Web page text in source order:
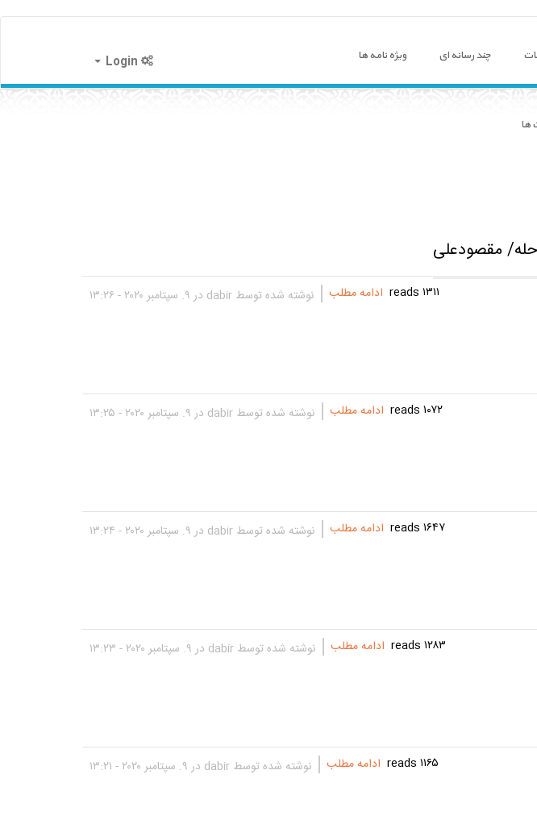
چند رسانه ای ویژه نامه ها Login
ها
مقصودعلی
نوشته شده توسط dabir در ۹. سپتامبر ۲۰۲۰ - ۱۳:۲۶ ادامه مطلب ۱۳۱۱ reads
نوشته شده توسط dabir در ۹. سپتامبر ۲۰۲۰ - ۱۳:۲۵ ادامه مطلب ۱۰۷۲ reads
نوشته شده توسط dabir در ۹. سپتامبر ۲۰۲۰ - ۱۳:۲۴ ادامه مطلب ۱۶۴۷ reads
نوشته شده توسط dabir در ۹. سپتامبر ۲۰۲۰ - ۱۳:۲۳ ادامه مطلب ۱۲۸۳ reads
نوشته شده توسط dabir در ۹. سپتامبر ۲۰۲۰ - ۱۳:۲۱ ادامه مطلب ۱۱۶۵ reads